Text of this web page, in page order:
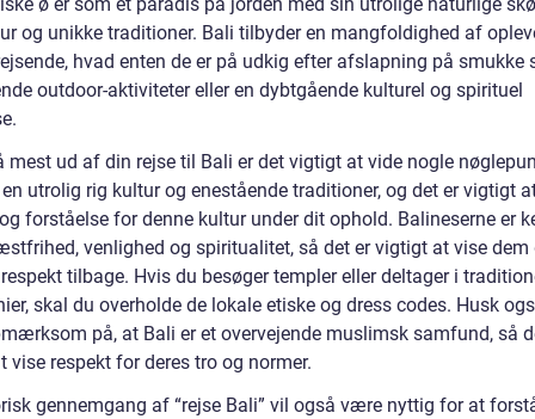
og unikke traditioner. Bali tilbyder en mangfoldighed af
hvad enten de er på udkig efter afslapning på smukke
outdoor-aktiviteter eller en dybtgående kulturel og spirituel
mest ud af din rejse til Bali er det vigtigt at vide nogle
utrolig rig kultur og enestående traditioner, og det er vigtigt
forståelse for denne kultur under dit ophold. Balineserne er
venlighed og spiritualitet, så det er vigtigt at vise dem
tilbage. Hvis du besøger templer eller deltager i
skal du overholde de lokale etiske og dress codes. Husk
på, at Bali er et overvejende muslimsk samfund, så
vise respekt for deres tro og normer.
gennemgang af “rejse Bali” vil også være nyttig for at